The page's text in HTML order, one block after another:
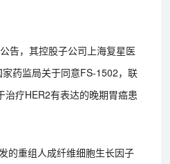
告，其控股子公司上海复星医
药监局关于同意FS-1502，联
治疗HER2有表达的晚期胃癌患
的重组人成纤维细胞生长因子